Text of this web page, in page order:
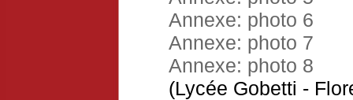
Annexe: photo 6
Annexe: photo 7
Annexe: photo 8
(Lycée Gobetti -